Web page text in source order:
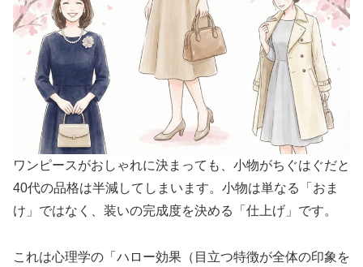
ワンピースがおしゃれに決まっても、小物がちぐはぐだと
40代の品格は半減してしまいます。小物は単なる「おま
け」ではなく、装いの完成度を決める「仕上げ」です。
これは心理学の「ハロー効果（目立つ特徴が全体の印象を